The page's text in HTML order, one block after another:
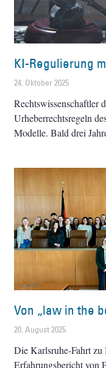
KI-Regulierung
24. Oktober 2025
Rechtswissenschaftler
Urheberrechtsregeln
Modelle. Bald drei
Von „law in the
20. August 2025
Die Karlsruhe-Fahrt
Erfahrungsbericht von